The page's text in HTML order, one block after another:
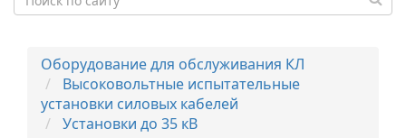
Оборудование для обслуживания КЛ
Высоковольтные испытательные
установки силовых кабелей
Установки до 35 кВ